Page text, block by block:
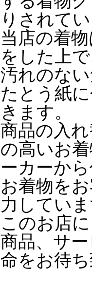
りされて
当店の着
をした上
汚れのな
たとう紙
きます。
商品の入
の高いお
ーカーか
お着物を
力してい
このお店
商品、サ
命をお待